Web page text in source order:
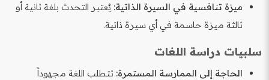
ميزة تنافسية في السيرة الذاتية: يُعتبر التحدث بلغة ثانية أو
ثالثة ميزة حاسمة في أي سيرة ذاتية.
سلبيات دراسة اللغات
الحاجة إلى الممارسة المستمرة: تتطلب اللغة مجهوداً